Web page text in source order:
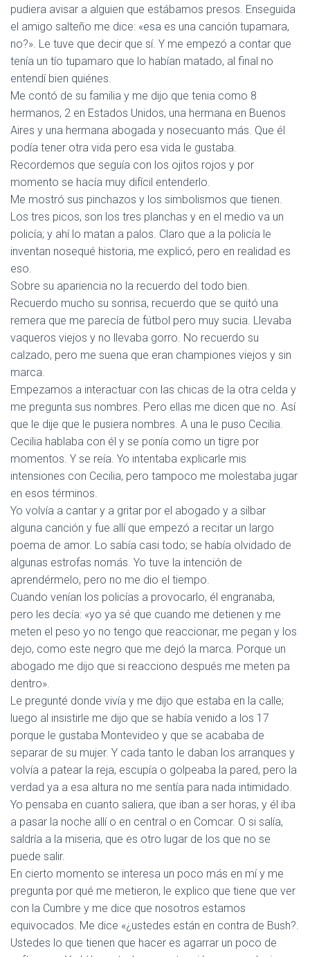
pudiera avisar a alguien que estábamos presos. Enseguida
el amigo salteño me dice: «esa es una canción tupamara,
no?». Le tuve que decir que sí. Y me empezó a contar que
tenía un tío tupamaro que lo habían matado, al final no
entendí bien quiénes.
Me contó de su familia y me dijo que tenia como 8
hermanos, 2 en Estados Unidos, una hermana en Buenos
Aires y una hermana abogada y nosecuanto más. Que él
podía tener otra vida pero esa vida le gustaba.
Recordemos que seguía con los ojitos rojos y por
momento se hacía muy difícil entenderlo.
Me mostró sus pinchazos y los simbolismos que tienen.
Los tres picos, son los tres planchas y en el medio va un
policía; y ahí lo matan a palos. Claro que a la policía le
inventan nosequé historia, me explicó, pero en realidad es
eso.
Sobre su apariencia no la recuerdo del todo bien.
Recuerdo mucho su sonrisa, recuerdo que se quitó una
remera que me parecía de fútbol pero muy sucia. Llevaba
vaqueros viejos y no llevaba gorro. No recuerdo su
calzado, pero me suena que eran championes viejos y sin
marca.
Empezamos a interactuar con las chicas de la otra celda y
me pregunta sus nombres. Pero ellas me dicen que no. Así
que le dije que le pusiera nombres. A una le puso Cecilia.
Cecilia hablaba con él y se ponía como un tigre por
momentos. Y se reía. Yo intentaba explicarle mis
intensiones con Cecilia, pero tampoco me molestaba jugar
en esos términos.
Yo volvía a cantar y a gritar por el abogado y a silbar
alguna canción y fue allí que empezó a recitar un largo
poema de amor. Lo sabía casi todo; se había olvidado de
algunas estrofas nomás. Yo tuve la intención de
aprendérmelo, pero no me dio el tiempo.
Cuando venían los policías a provocarlo, él engranaba,
pero les decía: «yo ya sé que cuando me detienen y me
meten el peso yo no tengo que reaccionar, me pegan y los
dejo, como este negro que me dejó la marca. Porque un
abogado me dijo que si reacciono después me meten pa
dentro».
Le pregunté donde vivía y me dijo que estaba en la calle;
luego al insistirle me dijo que se había venido a los 17
porque le gustaba Montevideo y que se acababa de
separar de su mujer. Y cada tanto le daban los arranques y
volvía a patear la reja, escupía o golpeaba la pared, pero la
verdad ya a esa altura no me sentía para nada intimidado.
Yo pensaba en cuanto saliera, que iban a ser horas, y él iba
a pasar la noche allí o en central o en Comcar. O si salía,
saldría a la miseria, que es otro lugar de los que no se
puede salir.
En cierto momento se interesa un poco más en mí y me
pregunta por qué me metieron, le explico que tiene que ver
con la Cumbre y me dice que nosotros estamos
equivocados. Me dice «¿ustedes están en contra de Bush?.
Ustedes lo que tienen que hacer es agarrar un poco de